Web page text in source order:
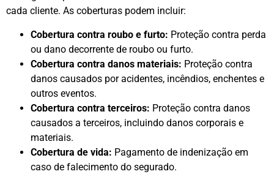
cada cliente. As coberturas podem incluir:
Cobertura contra roubo e furto: Proteção contra perda
ou dano decorrente de roubo ou furto.
Cobertura contra danos materiais: Proteção contra
danos causados por acidentes, incêndios, enchentes e
outros eventos.
Cobertura contra terceiros: Proteção contra danos
causados a terceiros, incluindo danos corporais e
materiais.
Cobertura de vida: Pagamento de indenização em
caso de falecimento do segurado.